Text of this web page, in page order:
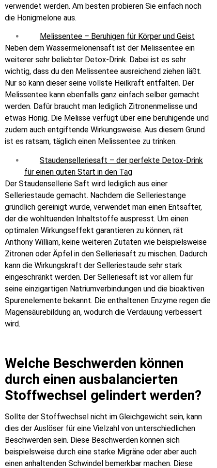
verwendet werden. Am besten probieren Sie einfach noch
die Honigmelone aus.
Melissentee – Beruhigen für Körper und Geist
Neben dem Wassermelonensaft ist der Melissentee ein
weiterer sehr beliebter Detox-Drink. Dabei ist es sehr
wichtig, dass du den Melissentee ausreichend ziehen läßt.
Nur so kann dieser seine vollste Heilkraft entfalten. Der
Melissentee kann ebenfalls ganz einfach selber gemacht
werden. Dafür braucht man lediglich Zitronenmelisse und
etwas Honig. Die Melisse verfügt über eine beruhigende und
zudem auch entgiftende Wirkungsweise. Aus diesem Grund
ist es ratsam, täglich einen Melissentee zu trinken.
Staudenselleriesaft – der perfekte Detox-Drink
für einen guten Start in den Tag
Der Staudensellerie Saft wird lediglich aus einer
Selleriestaude gemacht. Nachdem die Selleriestange
gründlich gereinigt wurde, verwendet man einen Entsafter,
der die wohltuenden Inhaltstoffe auspresst. Um einen
optimalen Wirkungseffekt garantieren zu können, rät
Anthony William, keine weiteren Zutaten wie beispielsweise
Zitronen oder Äpfel in den Selleriesaft zu mischen. Dadurch
kann die Wirkungskraft der Selleriestaude sehr stark
eingeschränkt werden. Der Selleriesaft ist vor allem für
seine einzigartigen Natriumverbindungen und die bioaktiven
Spurenelemente bekannt. Die enthaltenen Enzyme regen die
Magensäurebildung an, wodurch die Verdauung verbessert
wird.
Welche Beschwerden können
durch einen ausbalancierten
Stoffwechsel gelindert werden?
Sollte der Stoffwechsel nicht im Gleichgewicht sein, kann
dies der Auslöser für eine Vielzahl von unterschiedlichen
Beschwerden sein. Diese Beschwerden können sich
beispielsweise durch eine starke Migräne oder aber auch
einen anhaltenden Schwindel bemerkbar machen. Diese